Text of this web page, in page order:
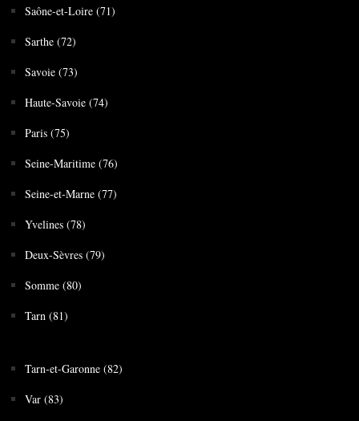
Saône-et-Loire (71)
Sarthe (72)
Savoie (73)
Haute-Savoie (74)
Paris (75)
Seine-Maritime (76)
Seine-et-Marne (77)
Yvelines (78)
Deux-Sèvres (79)
Somme (80)
Tarn (81)
Tarn-et-Garonne (82)
Var (83)